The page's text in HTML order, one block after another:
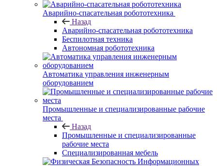
Аварийно-спасательная робототехника
Назад
Аварийно-спасательная робототехника
Беспилотная техника
Автономная робототехника
Автоматика управления инженерным
оборудованием
Промышленные и специализированные рабочие
места
Назад
Промышленные и специализированные
рабочие места
Специализированная мебель